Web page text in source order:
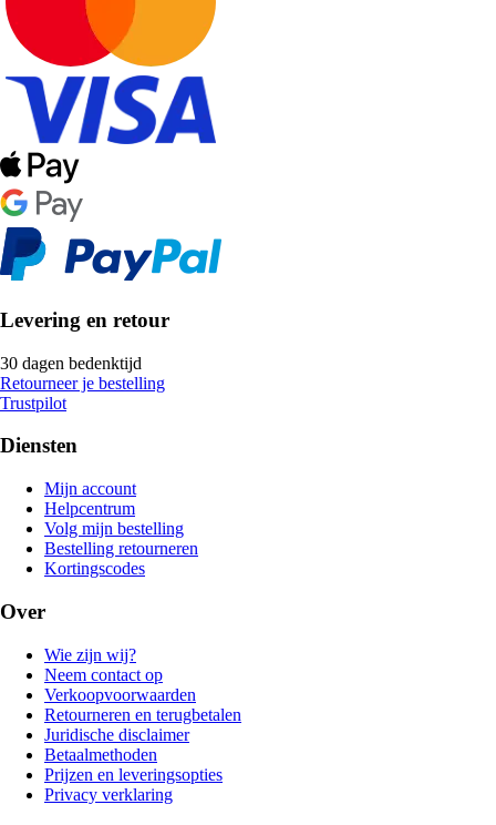
Levering en retour
30 dagen bedenktijd
Retourneer je bestelling
Trustpilot
Diensten
Mijn account
Helpcentrum
Volg mijn bestelling
Bestelling retourneren
Kortingscodes
Over
Wie zijn wij?
Neem contact op
Verkoopvoorwaarden
Retourneren en terugbetalen
Juridische disclaimer
Betaalmethoden
Prijzen en leveringsopties
Privacy verklaring